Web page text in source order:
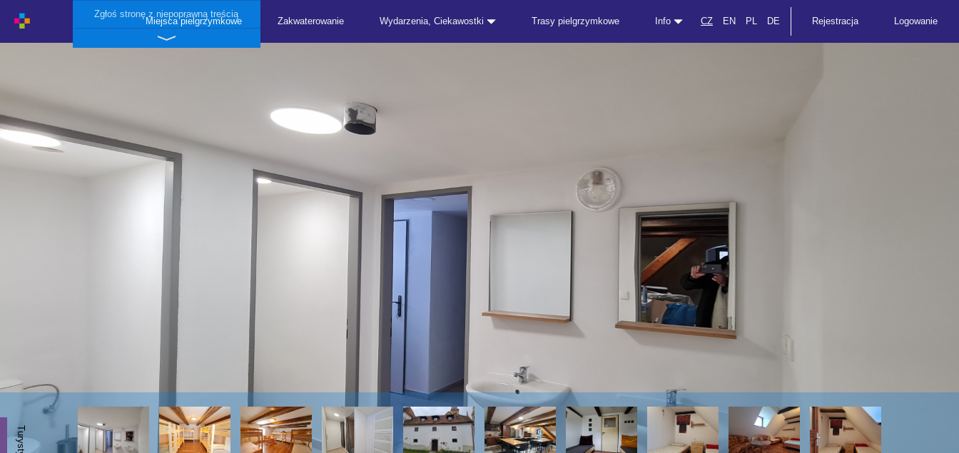
Zgłoś stronę z niepoprawną treścią
Miejsca pielgrzymkowe Zakwaterowanie Wydarzenia, Ciekawostki Trasy pielgrzymkowe Info CZ EN PL DE Rejestracja Logowanie